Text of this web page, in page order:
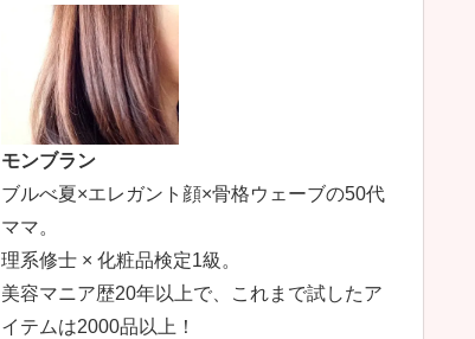
モンブラン
ブルべ夏×エレガント顔×骨格ウェーブの50代
ママ。
理系修士 × 化粧品検定1級。
美容マニア歴20年以上で、これまで試したア
イテムは2000品以上！